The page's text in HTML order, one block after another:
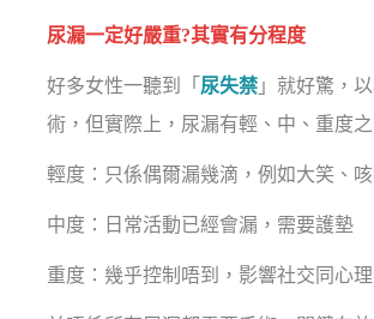
尿漏一定好嚴重?其實有分程度
好多女性一聽到「 尿失禁 」就好驚，
術，但實際上，尿漏有輕、中、重度之
輕度：只係偶爾漏幾滴，例如大笑、
中度：日常活動已經會漏，需要護墊
重度：幾乎控制唔到，影響社交同心理